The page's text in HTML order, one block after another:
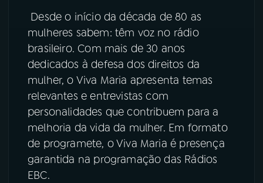
Desde o início da década de 80 as
mulheres sabem: têm voz no rádio
brasileiro. Com mais de 30 anos
dedicados à defesa dos direitos da
mulher, o Viva Maria apresenta temas
relevantes e entrevistas com
personalidades que contribuem para a
melhoria da vida da mulher. Em formato
de programete, o Viva Maria é presença
garantida na programação das Rádios
EBC.